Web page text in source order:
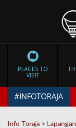
PLACES TO
VISIT
#INFOTORAJA
Info Toraja >